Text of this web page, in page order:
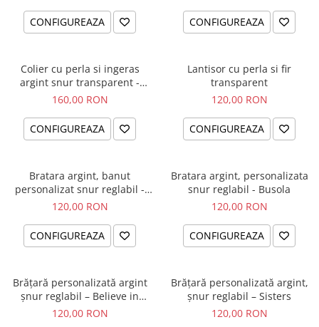
CONFIGUREAZA CONFIGUREAZA
Colier cu perla si ingeras
argint snur transparent -
Blessed
160,00 RON
CONFIGUREAZA
Lantisor cu perla si fir
transparent
120,00 RON
CONFIGUREAZA
Bratara argint, banut
personalizat snur reglabil -
Simbol Unconditional Love
120,00 RON
CONFIGUREAZA
Bratara argint, personalizata
snur reglabil - Busola
120,00 RON
CONFIGUREAZA
Brățară personalizată argint
șnur reglabil – Believe in
Yourself
120,00 RON
Brățară personalizată argint,
șnur reglabil – Sisters
120,00 RON